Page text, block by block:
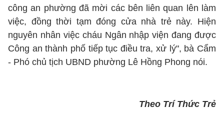
công an phường đã mời các bên liên quan lên làm
việc, đồng thời tạm đóng cửa nhà trẻ này. Hiện
nguyên nhân việc cháu Ngân nhập viện đang được
Công an thành phố tiếp tục điều tra, xử lý", bà Cẩm
- Phó chủ tịch UBND phường Lê Hồng Phong nói.
Theo Trí Thức Trẻ